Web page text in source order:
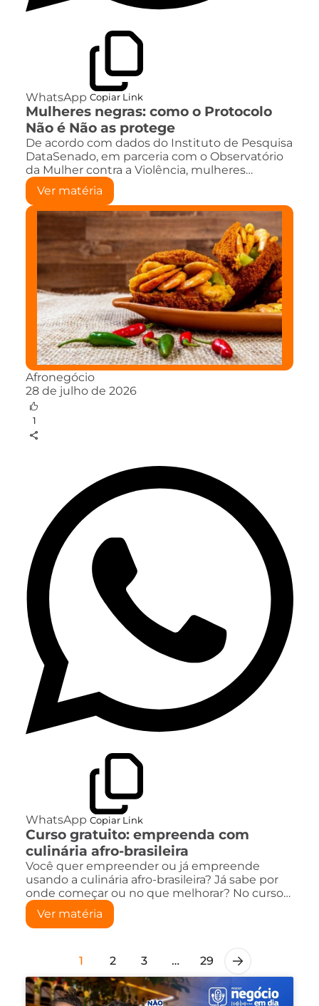
WhatsApp Copiar Link
Mulheres negras: como o Protocolo
Não é Não as protege
De acordo com dados do Instituto de Pesquisa
DataSenado, em parceria com o Observatório
da Mulher contra a Violência, mulheres…
Ver matéria
Afronegócio
28 de julho de 2026
1
WhatsApp Copiar Link
Curso gratuito: empreenda com
culinária afro-brasileira
Você quer empreender ou já empreende
usando a culinária afro-brasileira? Já sabe por
onde começar ou no que melhorar? No curso…
Ver matéria
1 2 3 … 29